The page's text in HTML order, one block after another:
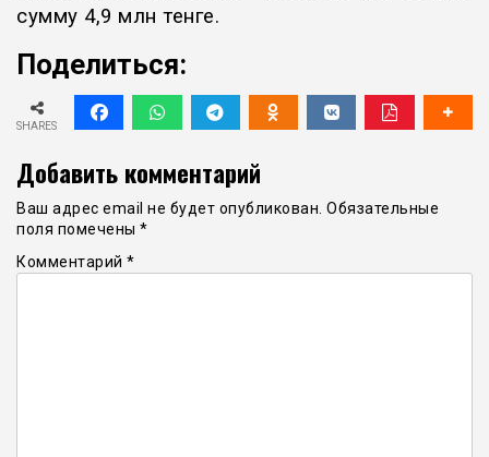
сумму 4,9 млн тенге.
Поделиться:
SHARES
Добавить комментарий
Ваш адрес email не будет опубликован. Обязательные
поля помечены *
Комментарий *